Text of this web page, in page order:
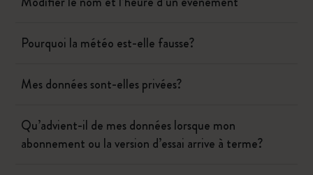
Pourquoi la météo est-elle fausse?
Mes données sont-elles privées?
Qu’advient-il de mes données lorsque mon
abonnement ou la version d’essai arrive à terme?